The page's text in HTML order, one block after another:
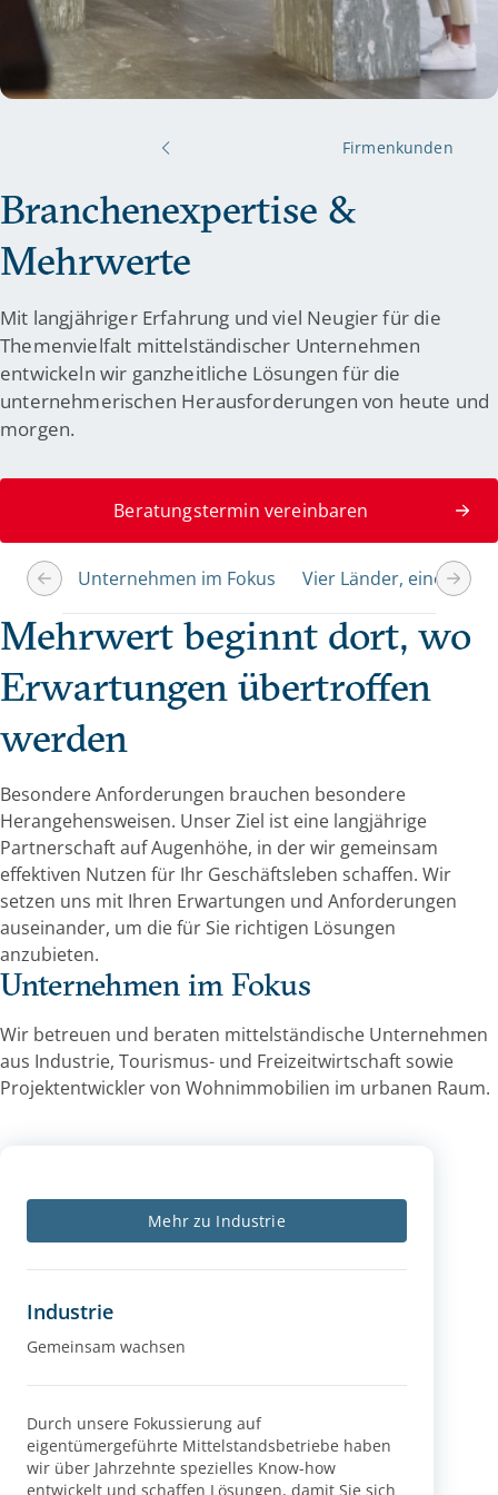
Firmenkunden
Branchenexpertise &
Mehrwerte
Mit langjähriger Erfahrung und viel Neugier für die
Themenvielfalt mittelständischer Unternehmen
entwickeln wir ganzheitliche Lösungen für die
unternehmerischen Herausforderungen von heute und
morgen.
Beratungstermin vereinbaren
Unternehmen im Fokus Vier Länder, eine Bank
Mehrwert beginnt dort, wo
Erwartungen übertroffen
werden
Besondere Anforderungen brauchen besondere
Herangehensweisen. Unser Ziel ist eine langjährige
Partnerschaft auf Augenhöhe, in der wir gemeinsam
effektiven Nutzen für Ihr Geschäftsleben schaffen. Wir
setzen uns mit Ihren Erwartungen und Anforderungen
auseinander, um die für Sie richtigen Lösungen
anzubieten.
Unternehmen im Fokus
Wir betreuen und beraten mittelständische Unternehmen
aus Industrie, Tourismus- und Freizeitwirtschaft sowie
Projektentwickler von Wohnimmobilien im urbanen Raum.
Mehr zu Industrie
Industrie
Gemeinsam wachsen
Durch unsere Fokussierung auf
eigentümergeführte Mittelstandsbetriebe haben
wir über Jahrzehnte spezielles Know-how
entwickelt und schaffen Lösungen, damit Sie sich